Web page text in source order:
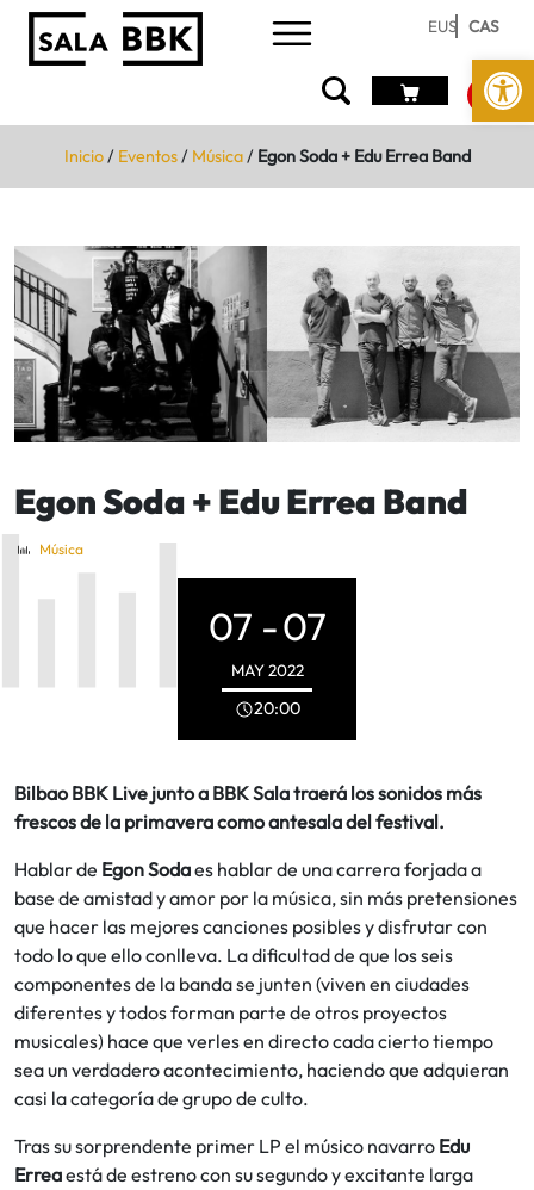
Abrir
EUS CAS
Inicio/ Eventos/ Música/ Egon Soda + Edu Errea Band
Egon Soda + Edu Errea Band
Música
07 -07
MAY2022
20:00
Bilbao BBK Live junto a BBK Sala traerá los sonidos más
frescos de la primavera como antesala del festival.
Hablar de Egon Sodaes hablar de una carrera forjada a
base de amistad y amor por la música, sin más pretensiones
que hacer las mejores canciones posibles y disfrutar con
todo lo que ello conlleva. La dificultad de que los seis
componentes de la banda se junten (viven en ciudades
diferentes y todos forman parte de otros proyectos
musicales) hace que verles en directo cada cierto tiempo
sea un verdadero acontecimiento, haciendo que adquieran
casi la categoría de grupo de culto.
Tras su sorprendente primer LP el músico navarro Edu
Erreaestá de estreno con su segundo y excitante larga